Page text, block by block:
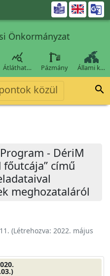

Önkormányzat

Átláthat… Pázmány Állami k…
közül 
- DériM
című
meghozataláról
(Létrehozva: 2022. május